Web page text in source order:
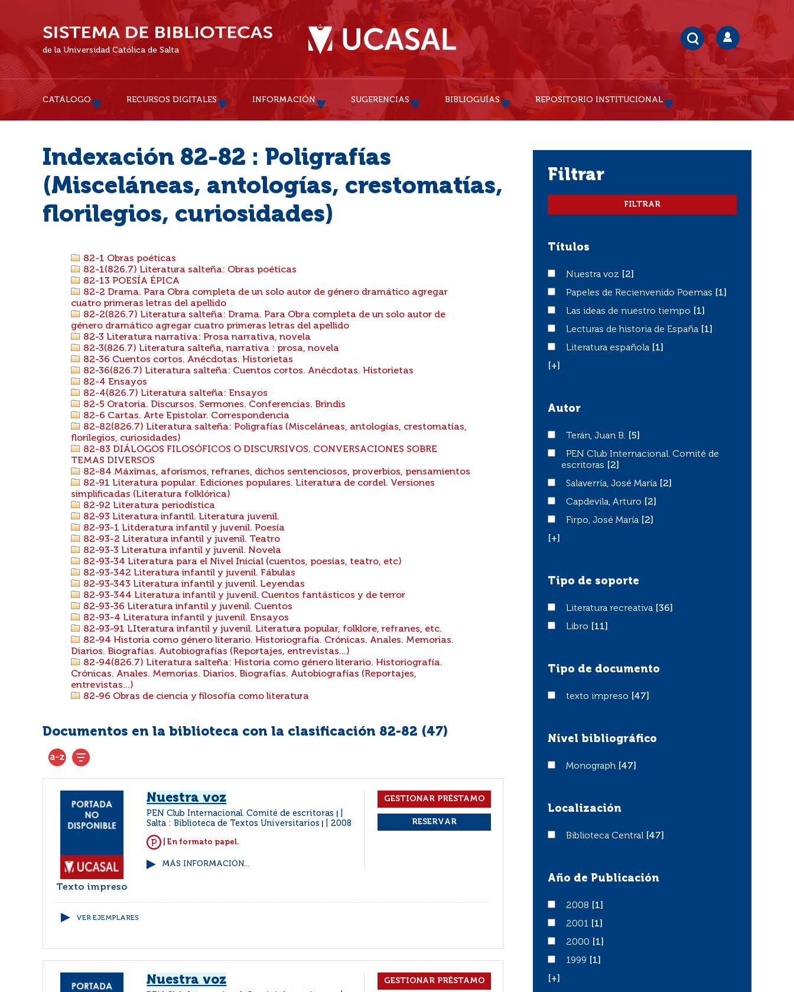
de la Universidad Católica de Salta
CATÁLOGO RECURSOS DIGITALES INFORMACIÓN SUGERENCIAS BIBLIOGUÍAS REPOSITORIO INSTITUCIONAL
Indexación 82-82 : Poligrafías
(Misceláneas, antologías, crestomatías,
florilegios, curiosidades)
82-1 Obras poéticas
82-1(826.7) Literatura salteña: Obras poéticas
82-13 POESÍA ÉPICA
82-2 Drama. Para Obra completa de un solo autor de género dramático agregar
cuatro primeras letras del apellido
82-2(826.7) Literatura salteña: Drama. Para Obra completa de un solo autor de
género dramático agregar cuatro primeras letras del apellido
82-3 Literatura narrativa: Prosa narrativa, novela
82-3(826.7) Literatura salteña, narrativa : prosa, novela
82-36 Cuentos cortos. Anécdotas. Historietas
82-36(826.7) Literatura salteña: Cuentos cortos. Anécdotas. Historietas
82-4 Ensayos
82-4(826.7) Literatura salteña: Ensayos
82-5 Oratoria. Discursos. Sermones. Conferencias. Brindis
82-6 Cartas. Arte Epistolar. Correspondencia
82-82(826.7) Literatura salteña: Poligrafías (Misceláneas, antologías, crestomatías,
florilegios, curiosidades)
82-83 DIÁLOGOS FILOSÓFICOS O DISCURSIVOS. CONVERSACIONES SOBRE
TEMAS DIVERSOS
82-84 Máximas, aforismos, refranes, dichos sentenciosos, proverbios, pensamientos
82-91 Literatura popular. Ediciones populares. Literatura de cordel. Versiones
simplificadas (Literatura folklórica)
82-92 Literatura periodística
82-93 Literatura infantil. Literatura juvenil.
82-93-1 Litderatura infantil y juvenil. Poesía
82-93-2 Literatura infantil y juvenil. Teatro
82-93-3 Literatura infantil y juvenil. Novela
82-93-34 Literatura para el Nivel Inicial (cuentos, poesías, teatro, etc)
82-93-342 Literatura infantil y juvenil. Fábulas
82-93-343 Literatura infantil y juvenil. Leyendas
82-93-344 Literatura infantil y juvenil. Cuentos fantásticos y de terror
82-93-36 Literatura infantil y juvenil. Cuentos
82-93-4 Literatura infantil y juvenil. Ensayos
82-93-91 LIteratura infantil y juvenil. Literatura popular, folklore, refranes, etc.
82-94 Historia como género literario. Historiografía. Crónicas. Anales. Memorias.
Diarios. Biografías. Autobiografías (Reportajes, entrevistas...)
82-94(826.7) Literatura salteña: Historia como género literario. Historiografía.
Crónicas. Anales. Memorias. Diarios. Biografías. Autobiografías (Reportajes,
entrevistas...)
82-96 Obras de ciencia y filosofía como literatura
Documentos en la biblioteca con la clasificación 82-82 (47)
Texto impreso
Nuestra voz
PEN Club Internacional. Comité de escritoras
Salta : Biblioteca de Textos Universitarios 2008
| En formato papel.
MÁS INFORMACIÓN...
VER EJEMPLARES
Nuestra voz
filtrar
Títulos
Nuestra voz
Nuestra voz
[2]
Papeles de Recienvenido Poemas
Papeles de Recienvenido Poemas
[1]
Las ideas de nuestro tiempo
Las ideas de nuestro tiempo
[1]
Lecturas de historia de España
Lecturas de historia de España
[1]
Literatura española
Literatura española
[1]
[+]
Autor
Terán, Juan B.
Terán, Juan B.
[5]
PEN Club Internacional. Comité de escritoras
PEN Club Internacional. Comité de
escritoras
[2]
Salaverría, José María
Salaverría, José María
[2]
Capdevila, Arturo
Capdevila, Arturo
[2]
Firpo, José María
Firpo, José María
[2]
[+]
Tipo de soporte
Literatura recreativa
Literatura recreativa
[36]
LibroLibro [11]
Tipo de documento
texto impreso
texto impreso [47]
Nivel bibliográfico
Monograph
Monograph [47]
Localización
Biblioteca Central
Biblioteca Central [47]
Año de Publicación
20082008
[1]
20012001
[1]
20002000
[1]
19991999
[1]
[+]